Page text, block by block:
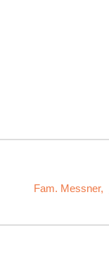
Fam. Messner,